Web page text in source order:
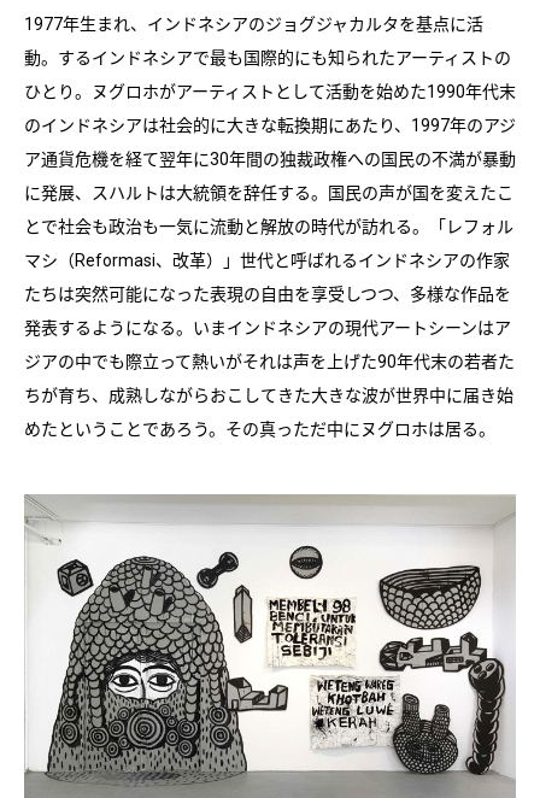
1977年生まれ、インドネシアのジョグジャカルタを基点に活
動。するインドネシアで最も国際的にも知られたアーティストの
ひとり。ヌグロホがアーティストとして活動を始めた1990年代末
のインドネシアは社会的に大きな転換期にあたり、1997年のアジ
ア通貨危機を経て翌年に30年間の独裁政権への国民の不満が暴動
に発展、スハルトは大統領を辞任する。国民の声が国を変えたこ
とで社会も政治も一気に流動と解放の時代が訪れる。「レフォル
マシ（Reformasi、改革）」世代と呼ばれるインドネシアの作家
たちは突然可能になった表現の自由を享受しつつ、多様な作品を
発表するようになる。いまインドネシアの現代アートシーンはア
ジアの中でも際立って熱いがそれは声を上げた90年代末の若者た
ちが育ち、成熟しながらおこしてきた大きな波が世界中に届き始
めたということであろう。その真っただ中にヌグロホは居る。